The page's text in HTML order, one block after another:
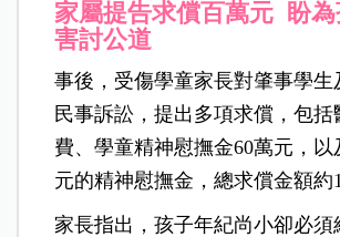
家屬提告求償百萬元 盼
害討公道
事後，受傷學童家長對肇事學生
民事訴訟，提出多項求償，包括
費、學童精神慰撫金60萬元，以
元的精神慰撫金，總求償金額約
家長指出，孩子年紀尚小卻必須